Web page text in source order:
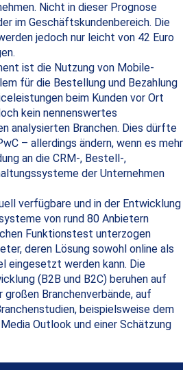
Nicht in dieser Prognose
im Geschäftskundenbereich. Die
jedoch nur leicht von 42 Euro
ist die Nutzung von Mobile-
für die Bestellung und Bezahlung
beim Kunden vor Ort
kein nennenswertes
analysierten Branchen. Dies dürfte
– allerdings ändern, wenn es mehr
an die CRM-, Bestell-,
der Unternehmen
verfügbare und in der Entwicklung
von rund 80 Anbietern
Funktionstest unterzogen
deren Lösung sowohl online als
eingesetzt werden kann. Die
(B2B und B2C) beruhen auf
Branchenverbände, auf
beispielsweise dem
Outlook und einer Schätzung